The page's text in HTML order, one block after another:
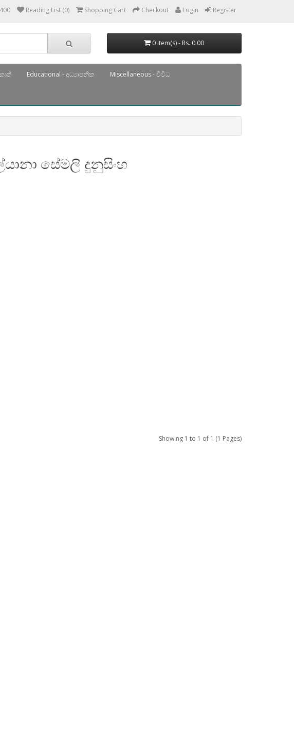
Reading List (0) Shopping Cart Checkout Login Register
0 item(s) - Rs. 0.00
Educational - අධ්‍යාපනික Miscellaneous - විවිධ
සේමලි දුනුසිංහ
Showing 1 to 1 of 1 (1 Pages)